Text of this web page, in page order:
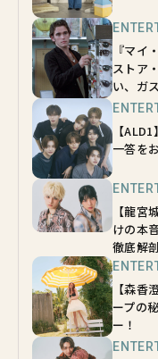
『マイ
ストア
い、ガ
【
【
一答を
【龍
けの本
徹底解
【森香
ープの
ー！